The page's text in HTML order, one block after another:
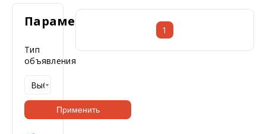
Параметры
Тип
объявления
Применить
1